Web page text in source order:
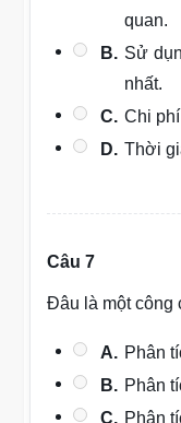
quan.
B. Sử
nhất.
C. Chi
D. Thời
Câu 7
Đâu là một công
A. Phân
B. Phân
C. Phân